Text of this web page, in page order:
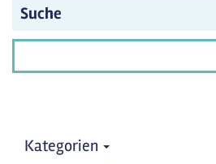
Suche
Kategorien